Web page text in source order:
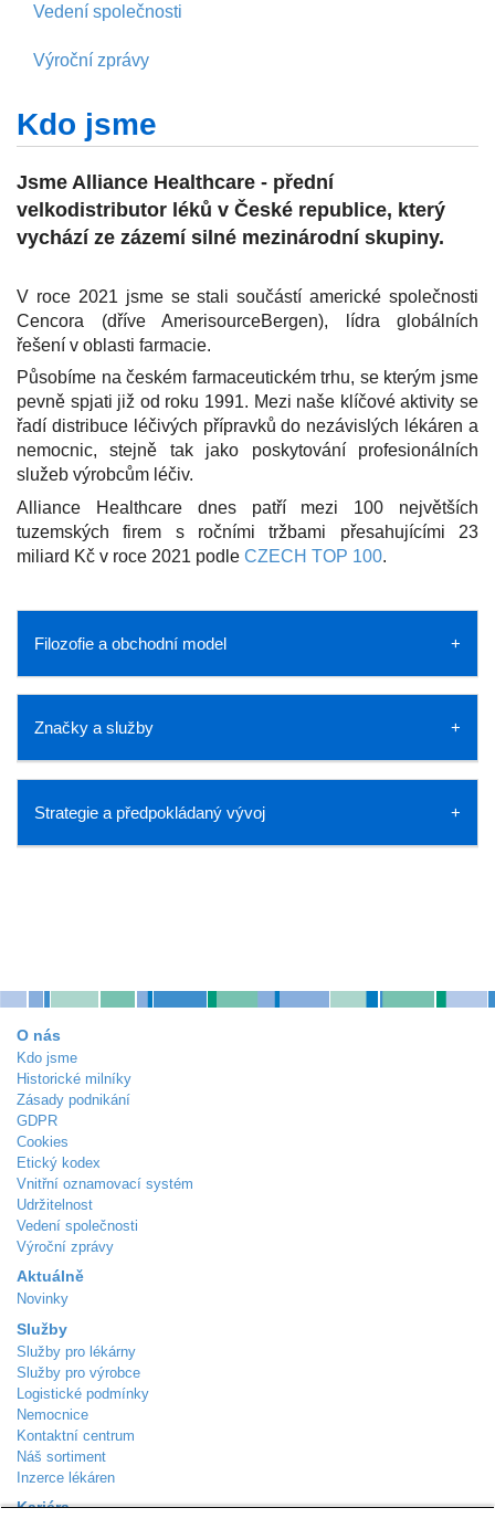
Vedení společnosti
Výroční zprávy
Kdo jsme
Jsme Alliance Healthcare - přední
velkodistributor léků v České republice, který
vychází ze zázemí silné mezinárodní skupiny.
V roce 2021 jsme se stali součástí americké společnosti
Cencora (dříve AmerisourceBergen), lídra globálních
řešení v oblasti farmacie.
Působíme na českém farmaceutickém trhu, se kterým jsme
pevně spjati již od roku 1991. Mezi naše klíčové aktivity se
řadí distribuce léčivých přípravků do nezávislých lékáren a
nemocnic, stejně tak jako poskytování profesionálních
služeb výrobcům léčiv.
Alliance Healthcare dnes patří mezi 100 největších
tuzemských firem s ročními tržbami přesahujícími 23
miliard Kč v roce 2021 podle CZECH TOP 100.
Filozofie a obchodní model
Značky a služby
Strategie a předpokládaný vývoj
O nás
Kdo jsme
Historické milníky
Zásady podnikání
GDPR
Cookies
Etický kodex
Vnitřní oznamovací systém
Udržitelnost
Vedení společnosti
Výroční zprávy
Aktuálně
Novinky
Služby
Služby pro lékárny
Služby pro výrobce
Logistické podmínky
Nemocnice
Kontaktní centrum
Náš sortiment
Inzerce lékáren
Kariéra